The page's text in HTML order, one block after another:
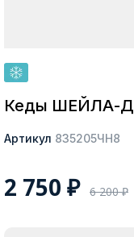
Покупателям
Кеды ШЕЙЛА-Д
Артикул 835205ЧН8
2 750 ₽ 6 200₽